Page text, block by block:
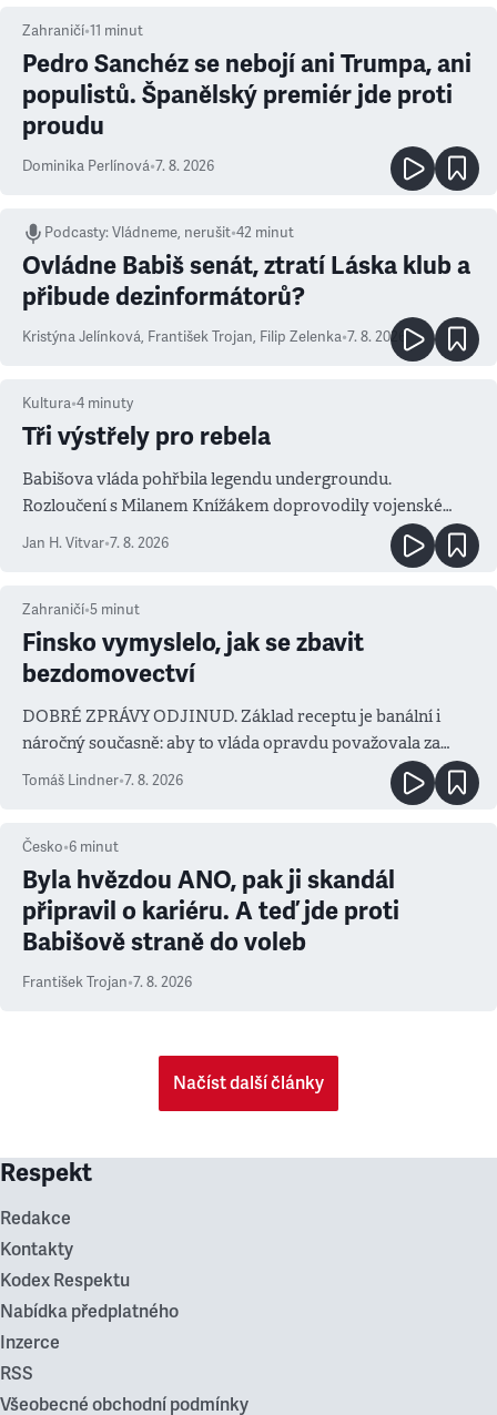
Zahraničí•11 minut
Pedro Sanchéz se nebojí ani Trumpa, ani
populistů. Španělský premiér jde proti
proudu
Dominika Perlínová•7. 8. 2026
Podcasty:Vládneme, nerušit•42 minut
Ovládne Babiš senát, ztratí Láska klub a
přibude dezinformátorů?
Kristýna Jelínková, František Trojan, Filip Zelenka•7. 8. 2026
Kultura•4 minuty
Tři výstřely pro rebela
Babišova vláda pohřbila legendu undergroundu.
Rozloučení s Milanem Knížákem doprovodily vojenské
salvy i kritika pokrokářů
Jan H. Vitvar•7. 8. 2026
Zahraničí•5 minut
Finsko vymyslelo, jak se zbavit
bezdomovectví
DOBRÉ ZPRÁVY ODJINUD. Základ receptu je banální i
náročný současně: aby to vláda opravdu považovala za
prioritu
Tomáš Lindner•7. 8. 2026
Česko•6 minut
Byla hvězdou ANO, pak ji skandál
připravil o kariéru. A teď jde proti
Babišově straně do voleb
František Trojan•7. 8. 2026
Načíst další články
Respekt
Redakce
Kontakty
Kodex Respektu
Nabídka předplatného
Inzerce
RSS
Všeobecné obchodní podmínky